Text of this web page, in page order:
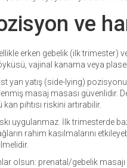
ve
erken gebelik (ilk
vajinal kanama veya
yan yatış (side-lying)
masaj masası güvenlidir.
pıhtısı riskini artırabilir.
uygulanmaz. İlk trimesterde
rahim kasılmalarını
olsun: prenatal/gebelik